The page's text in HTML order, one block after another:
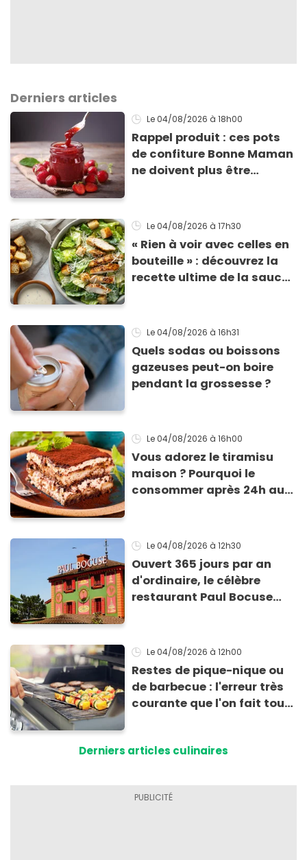
Derniers articles
Le 04/08/2026 à 18h00
Rappel produit : ces pots
de confiture Bonne Maman
ne doivent plus être
morceaux de verre
Le 04/08/2026 à 17h30
« Rien à voir avec celles en
bouteille » : découvrez la
recette ultime de la sauce
Le 04/08/2026 à 16h31
Quels sodas ou boissons
gazeuses peut-on boire
pendant la grossesse ?
Le 04/08/2026 à 16h00
Vous adorez le tiramisu
maison ? Pourquoi le
consommer après 24h au
Le 04/08/2026 à 12h30
Ouvert 365 jours par an
d'ordinaire, le célèbre
restaurant Paul Bocuse
Le 04/08/2026 à 12h00
Restes de pique-nique ou
de barbecue : l'erreur très
courante que l'on fait tous
Derniers articles culinaires